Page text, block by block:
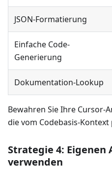
JSON-Formatierung
Einfache Code-
Generierung
Dokumentation-Lookup
Bewahren Sie Ihre Cursor-
die vom Codebasis-
Strategie 4: Eigenen
verwenden